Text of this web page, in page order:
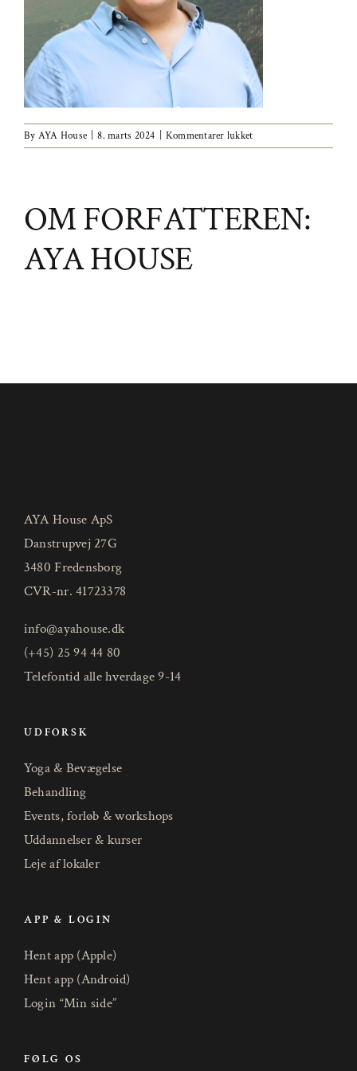
By AYA House 8. marts 2024 Kommentarer lukkettil
Design
OM FORFATTEREN:
AYA HOUSE
AYA House ApS
Danstrupvej 27G
3480 Fredensborg
CVR-nr. 41723378
info@ayahouse.dk
(+45) 25 94 44 80
Telefontid alle hverdage 9-14
UDFORSK
Yoga & Bevægelse
Behandling
Events, forløb & workshops
Uddannelser & kurser
Leje af lokaler
APP & LOGIN
Hent app (Apple)
Hent app (Android)
Login “Min side”
FØLG OS